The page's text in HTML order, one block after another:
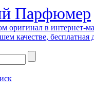
Парфюмер
оригинал в интернет-
качестве, бесплатная